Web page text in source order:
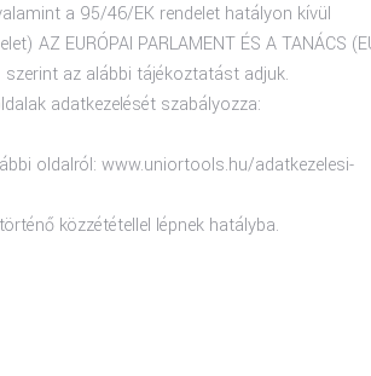
a 95/46/EK rendelet hatályon kívül
AZ EURÓPAI PARLAMENT ÉS A TANÁCS
szerint az alábbi tájékoztatást adjuk.
adatkezelését szabályozza:
oldalról: www.uniortools.hu/adatkezelesi-
közzététellel lépnek hatályba.